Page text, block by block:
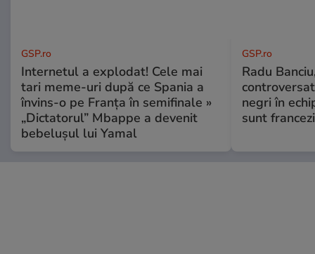
GSP.ro
Internetul a explodat! Cele mai
tari meme-uri după ce Spania a
învins-o pe Franța în semifinale »
„Dictatorul” Mbappe a devenit
bebelușul lui Yamal
GSP.ro
Radu
negri în
sunt